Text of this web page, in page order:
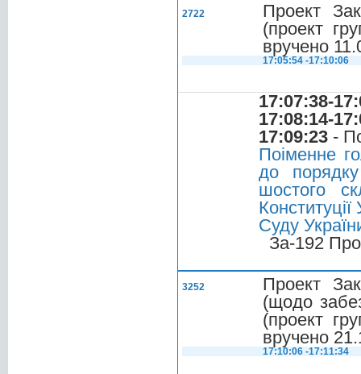
2722
Проект
(проект
вручено
17:05:54 -17:10:06
17:07:38-
17:08:14-
17:09:23 -
Поіменне
до
шостого
Суду
За-192
3252
Проект
(щодо
(проект
вручено
17:10:06 -17:11:34